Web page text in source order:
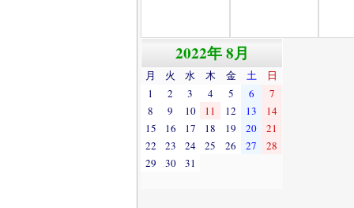
2022年 8月
月 火 水 木 金 土
日
1
2 3 4 5 6
7
8
9 10 11 12 13
14
15
16 17 18 19 20
21
22
23 24 25 26 27
28
29
30 31